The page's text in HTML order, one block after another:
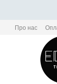
Про нас